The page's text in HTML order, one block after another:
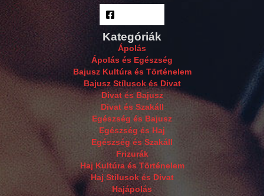
Kategóriák
Ápolás
Ápolás és Egészség
Bajusz Kultúra és Történelem
Bajusz Stílusok és Divat
Divat és Bajusz
Divat és Szakáll
Egészség és Bajusz
Egészség és Haj
Egészség és Szakáll
Frizurák
Haj Kultúra és Történelem
Haj Stílusok és Divat
Hajápolás